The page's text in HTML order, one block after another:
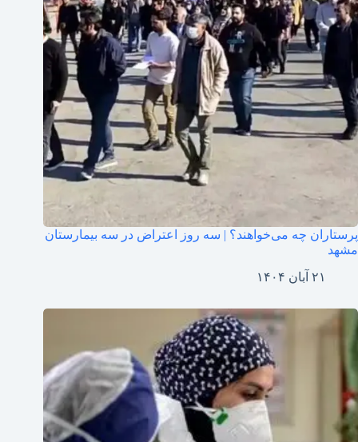
پرستاران چه می‌خواهند؟ | سه روز اعتراض در سه بیمارستان
مشهد
۲۱ آبان ۱۴۰۴